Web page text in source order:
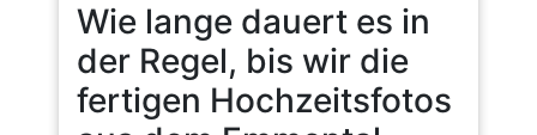
Wie lange dauert es in
der Regel, bis wir die
fertigen Hochzeitsfotos